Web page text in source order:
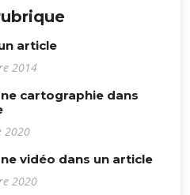
article
2014
cartographie dans
2020
vidéo dans un article
2020